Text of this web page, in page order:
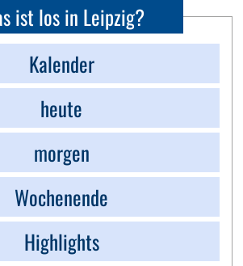
ist los in Leipzig?
Kalender
heute
morgen
Wochenende
Highlights